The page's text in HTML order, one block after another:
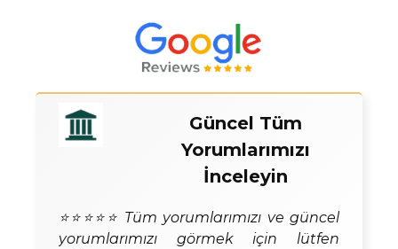
Güncel Tüm
Yorumlarımızı
İnceleyin
⭐⭐⭐⭐⭐ Tüm yorumlarımızı ve güncel
yorumlarımızı görmek için lütfen